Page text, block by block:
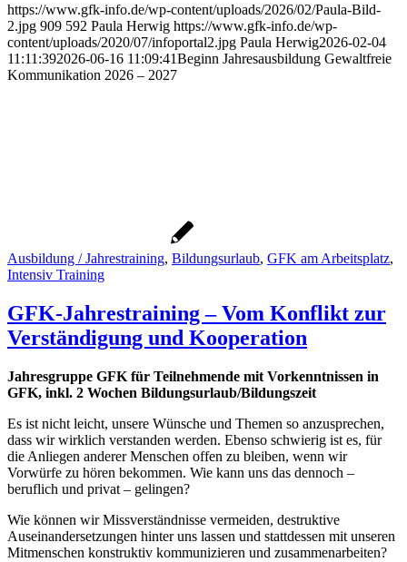
https://www.gfk-info.de/wp-content/uploads/2026/02/Paula-Bild-
2.jpg 909 592 Paula Herwig https://www.gfk-info.de/wp-
content/uploads/2020/07/infoportal2.jpg Paula Herwig2026-02-04
11:11:392026-06-16 11:09:41Beginn Jahresausbildung Gewaltfreie
Kommunikation 2026 – 2027
Ausbildung / Jahrestraining, Bildungsurlaub, GFK am Arbeitsplatz,
Intensiv Training
GFK-Jahrestraining – Vom Konflikt zur
Verständigung und Kooperation
Jahresgruppe GFK für Teilnehmende mit Vorkenntnissen in
GFK, inkl. 2 Wochen Bildungsurlaub/Bildungszeit
Es ist nicht leicht, unsere Wünsche und Themen so anzusprechen,
dass wir wirklich verstanden werden. Ebenso schwierig ist es, für
die Anliegen anderer Menschen offen zu bleiben, wenn wir
Vorwürfe zu hören bekommen. Wie kann uns das dennoch –
beruflich und privat – gelingen?
Wie können wir Missverständnisse vermeiden, destruktive
Auseinandersetzungen hinter uns lassen und stattdessen mit unseren
Mitmenschen konstruktiv kommunizieren und zusammenarbeiten?